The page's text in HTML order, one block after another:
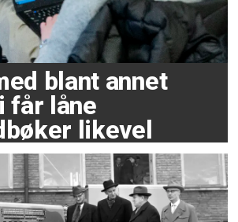
blant annet
får låne
likevel